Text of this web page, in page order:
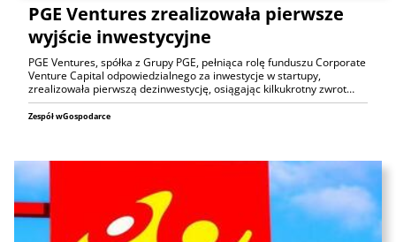
PGE Ventures zrealizowała pierwsze
wyjście inwestycyjne
PGE Ventures, spółka z Grupy PGE, pełniąca rolę funduszu Corporate
Venture Capital odpowiedzialnego za inwestycje w startupy,
zrealizowała pierwszą dezinwestycję, osiągając kilkukrotny zwrot…
Zespół wGospodarce